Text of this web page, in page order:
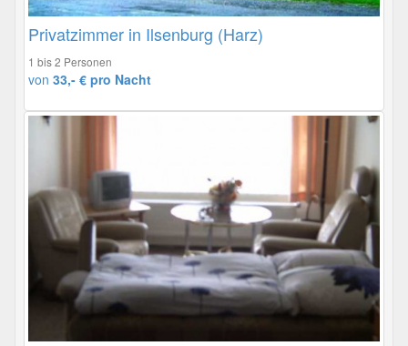
Privatzimmer in Ilsenburg (Harz)
1 bis 2 Personen
von 33,- € pro Nacht